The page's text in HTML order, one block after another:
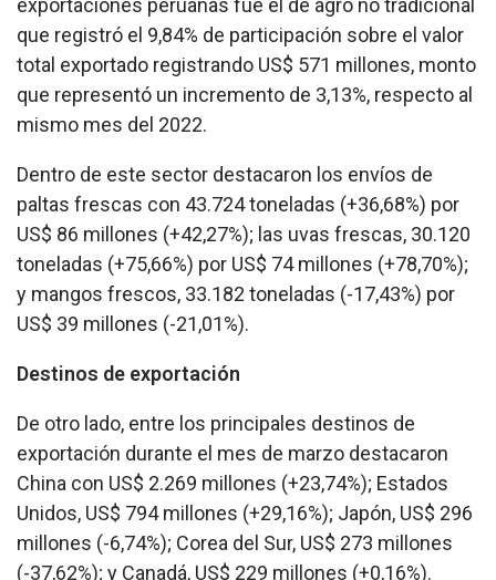
exportaciones peruanas fue el de agro no tradicional
que registró el 9,84% de participación sobre el valor
total exportado registrando US$ 571 millones, monto
que representó un incremento de 3,13%, respecto al
mismo mes del 2022.
Dentro de este sector destacaron los envíos de
paltas frescas con 43.724 toneladas (+36,68%) por
US$ 86 millones (+42,27%); las uvas frescas, 30.120
toneladas (+75,66%) por US$ 74 millones (+78,70%);
y mangos frescos, 33.182 toneladas (-17,43%) por
US$ 39 millones (-21,01%).
Destinos de exportación
De otro lado, entre los principales destinos de
exportación durante el mes de marzo destacaron
China con US$ 2.269 millones (+23,74%); Estados
Unidos, US$ 794 millones (+29,16%); Japón, US$ 296
millones (-6,74%); Corea del Sur, US$ 273 millones
(-37,62%); y Canadá, US$ 229 millones (+0,16%).